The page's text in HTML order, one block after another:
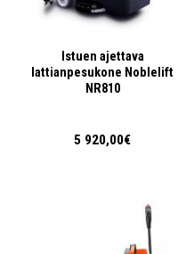
Istuen ajettava
lattianpesukone Noblelift
NR810
5 920,00€